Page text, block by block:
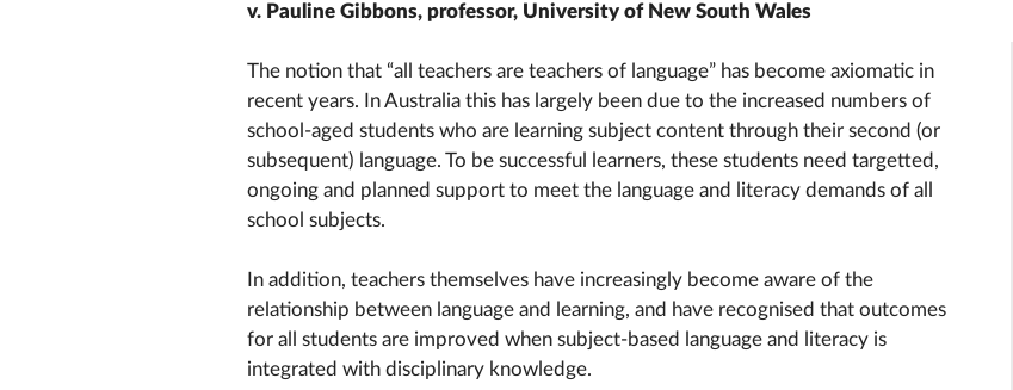
v. Pauline Gibbons, professor, University of New South Wales
The notion that “all teachers are teachers of language” has become axiomatic in
recent years. In Australia this has largely been due to the increased numbers of
school-aged students who are learning subject content through their second (or
subsequent) language. To be successful learners, these students need targetted,
ongoing and planned support to meet the language and literacy demands of all
school subjects.
In addition, teachers themselves have increasingly become aware of the
relationship between language and learning, and have recognised that outcomes
for all students are improved when subject-based language and literacy is
integrated with disciplinary knowledge.